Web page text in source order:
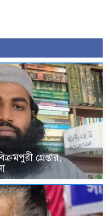
গ্রেপ্তার,